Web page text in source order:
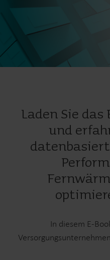
Laden Sie
und
In diesem E-